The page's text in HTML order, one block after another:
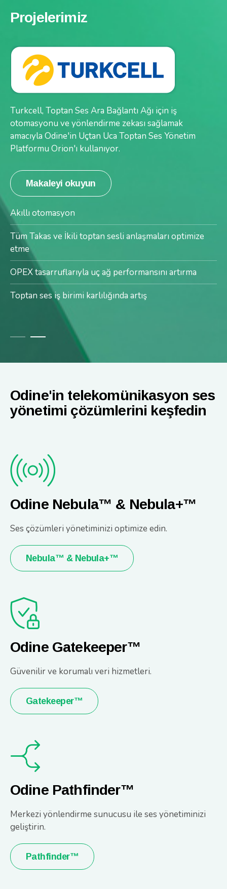
Projelerimiz
Uluslararası telekomünikasyon hizmet sağlayıcısı
Telin, Odine'nin uçtan uca toptan ses yönetim
platformu Orion’ı kullanıyor.
Makaleyi okuyun
Dinamik yönetim
Gerçek zamanlı görünürlük
Kesinti veya hizmet aksaması oluşturmayan
geliştirilmiş hizmetler
Projelerimiz
Turkcell, Toptan Ses Ara Bağlantı Ağı için iş
otomasyonu ve yönlendirme zekası sağlamak
amacıyla Odine'in Uçtan Uca Toptan Ses Yönetim
Platformu Orion'ı kullanıyor.
Makaleyi okuyun
Akıllı otomasyon
Tüm Takas ve İkili toptan sesli anlaşmaları optimize
etme
OPEX tasarruflarıyla uç ağ performansını artırma
Toptan ses iş birimi karlılığında artış
Odine'in telekomünikasyon ses
yönetimi çözümlerini keşfedin
Odine Nebula™ & Nebula+™
Ses çözümleri yönetiminizi optimize edin.
Nebula™ & Nebula+™
Odine Gatekeeper™
Güvenilir ve korumalı veri hizmetleri.
Gatekeeper™
Odine Pathfinder™
Merkezi yönlendirme sunucusu ile ses yönetiminizi
geliştirin.
Pathfinder™